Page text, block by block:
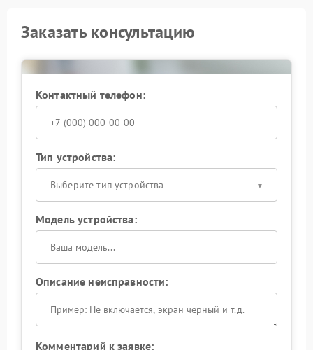
Заказать консультацию
Контактный телефон:
Тип устройства:
Выберите тип устройства
Модель устройства:
Описание неисправности:
Комментарий к заявке: